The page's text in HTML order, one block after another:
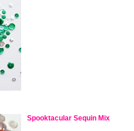
Spooktacular Sequin Mix